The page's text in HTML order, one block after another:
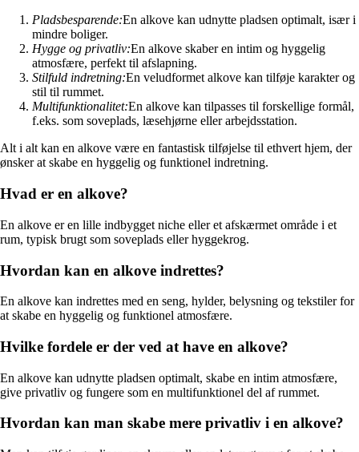
Pladsbesparende:En alkove kan udnytte pladsen optimalt, især i
mindre boliger.
Hygge og privatliv:En alkove skaber en intim og hyggelig
atmosfære, perfekt til afslapning.
Stilfuld indretning:En veludformet alkove kan tilføje karakter og
stil til rummet.
Multifunktionalitet:En alkove kan tilpasses til forskellige formål,
f.eks. som soveplads, læsehjørne eller arbejdsstation.
Alt i alt kan en alkove være en fantastisk tilføjelse til ethvert hjem, der
ønsker at skabe en hyggelig og funktionel indretning.
Hvad er en alkove?
En alkove er en lille indbygget niche eller et afskærmet område i et
rum, typisk brugt som soveplads eller hyggekrog.
Hvordan kan en alkove indrettes?
En alkove kan indrettes med en seng, hylder, belysning og tekstiler for
at skabe en hyggelig og funktionel atmosfære.
Hvilke fordele er der ved at have en alkove?
En alkove kan udnytte pladsen optimalt, skabe en intim atmosfære,
give privatliv og fungere som en multifunktionel del af rummet.
Hvordan kan man skabe mere privatliv i en alkove?